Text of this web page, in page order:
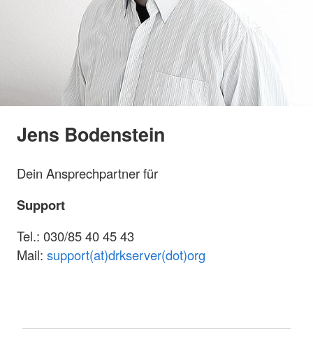
Jens Bodenstein
Dein Ansprechpartner für
Support
Tel.: 030/85 40 45 43
Mail: support(at)drkserver(dot)org